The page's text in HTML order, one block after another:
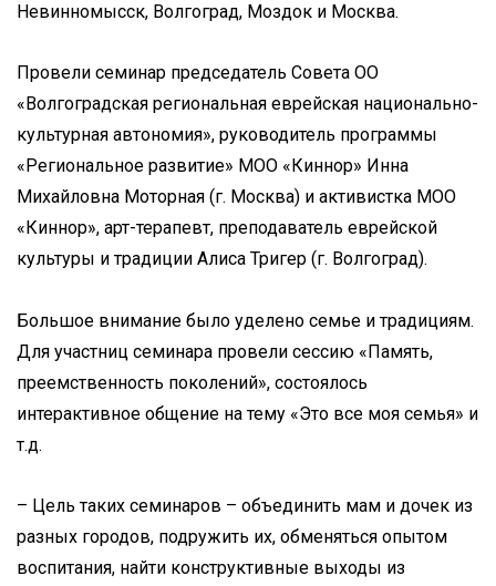
Невинномысск, Волгоград, Моздок и Москва.
Провели семинар председатель Совета ОО
«Волгоградская региональная еврейская национально-
культурная автономия», руководитель программы
«Региональное развитие» МОО «Киннор» Инна
Михайловна Моторная (г. Москва) и активистка МОО
«Киннор», арт-терапевт, преподаватель еврейской
культуры и традиции Алиса Тригер (г. Волгоград).
Большое внимание было уделено семье и традициям.
Для участниц семинара провели сессию «Память,
преемственность поколений», состоялось
интерактивное общение на тему «Это все моя семья» и
т.д.
– Цель таких семинаров – объединить мам и дочек из
разных городов, подружить их, обменяться опытом
воспитания, найти конструктивные выходы из